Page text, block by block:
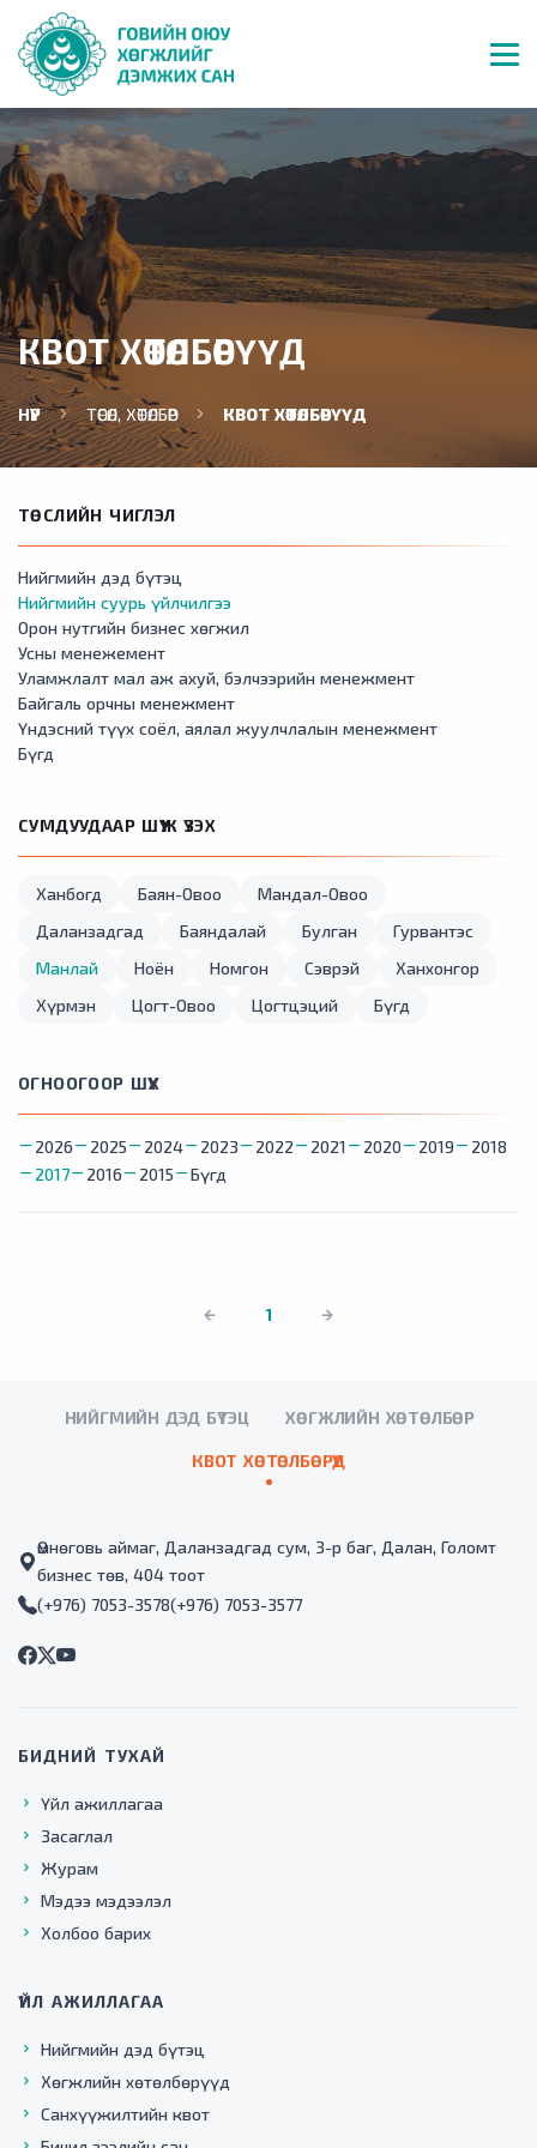
КВОТ ХӨТӨЛБӨРҮҮД
НҮҮР ТӨСӨЛ, ХӨТӨЛБӨР КВОТ ХӨТӨЛБӨРҮҮД
ТӨСЛИЙН ЧИГЛЭЛ
Нийгмийн дэд бүтэц
Нийгмийн суурь үйлчилгээ
Орон нутгийн бизнес хөгжил
Усны менежемент
Уламжлалт мал аж ахуй, бэлчээрийн менежмент
Байгаль орчны менежмент
Үндэсний түүх соёл, аялал жуулчлалын менежмент
Бүгд
СУМДУУДААР ШҮҮЖ ҮЗЭХ
Ханбогд Баян-Овоо
Мандал-Овоо
Даланзадгад
Баяндалай Булган
Гурвантэс
Манлай
Ноён Номгон Сэврэй
Ханхонгор
Хүрмэн
Цогт-Овоо Цогтцэций Бүгд
ОГНООГООР ШҮҮХ
2026 2025 2024 2023 2022 2021 2020 2019
2018
2017
2016 2015 Бүгд
1
НИЙГМИЙН ДЭД БҮТЭЦ ХӨГЖЛИЙН ХӨТӨЛБӨР
КВОТ ХӨТӨЛБӨРҮҮД
Өмнөговь аймаг, Даланзадгад сум, 3-р баг, Далан, Голомт
бизнес төв, 404 тоот
(+976) 7053-3578(+976) 7053-3577
БИДНИЙ ТУХАЙ
Үйл ажиллагаа
Засаглал
Журам
Мэдээ мэдээлэл
Холбоо барих
ҮЙЛ АЖИЛЛАГАА
Нийгмийн дэд бүтэц
Хөгжлийн хөтөлбөрүүд
Санхүүжилтийн квот